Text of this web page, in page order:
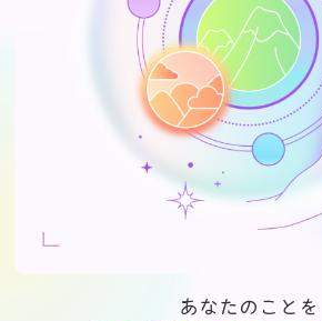
あなたのことを